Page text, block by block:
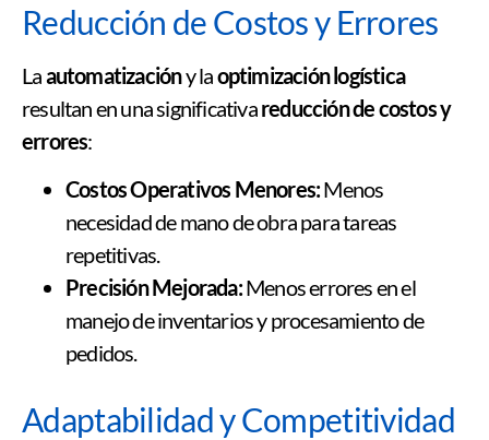
Reducción de Costos y Errores
Laautomatizacióny laoptimización logística
resultan en una significativareducción de costos y
errores:
Costos Operativos Menores:Menos
necesidad de mano de obra para tareas
repetitivas.
Precisión Mejorada:Menos errores en el
manejo de inventarios y procesamiento de
pedidos.
Adaptabilidad y Competitividad